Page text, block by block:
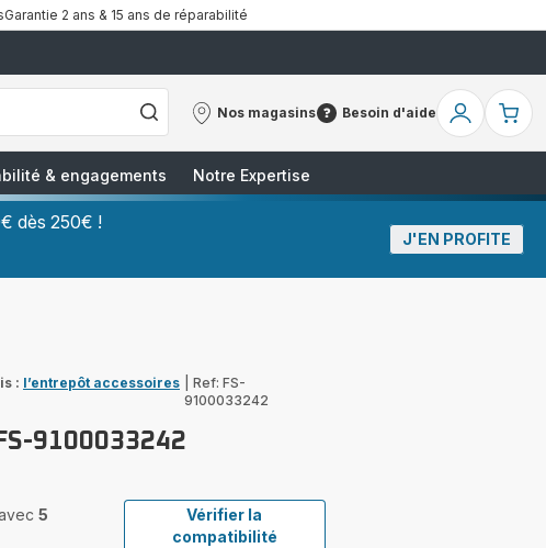
Garantie 2 ans & 15 ans de réparabilité
Nos magasins
Nos
Besoin d'aide
Besoin
Mon
& engagements Notre Expertise
dès 250€ !
J'EN PROFITE
: l’entrepôt accessoires
Ref: FS-
9100033242
9100033242
5
Vérifier la
compatibilité